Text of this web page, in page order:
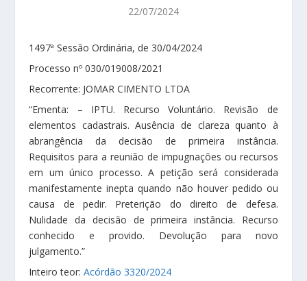
22/07/2024
1497ª Sessão Ordinária, de 30/04/2024
Processo nº 030/019008/2021
Recorrente: JOMAR CIMENTO LTDA
“Ementa: – IPTU. Recurso Voluntário. Revisão de
elementos cadastrais. Ausência de clareza quanto à
abrangência da decisão de primeira instância.
Requisitos para a reunião de impugnações ou recursos
em um único processo. A petição será considerada
manifestamente inepta quando não houver pedido ou
causa de pedir. Preterição do direito de defesa.
Nulidade da decisão de primeira instância. Recurso
conhecido e provido. Devolução para novo
julgamento.”
Inteiro teor:Acórdão 3320/2024